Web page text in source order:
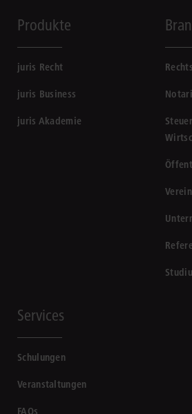
Produkte
juris Recht
juris Business
juris Akademie
Services
Schulungen
Veranstaltungen
FAQs